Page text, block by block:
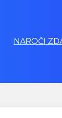
NAROČI